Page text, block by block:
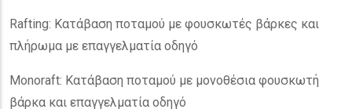
Rafting: Κατάβαση ποταμού με φουσκωτές βάρκες και
πλήρωμα με επαγγελματία οδηγό
Monoraft: Κατάβαση ποταμού με μονοθέσια φουσκωτή
βάρκα και επαγγελματία οδηγό